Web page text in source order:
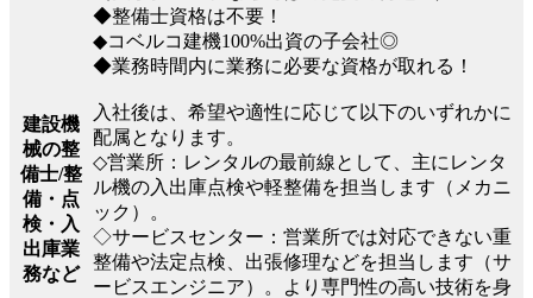
建設機
械の整
備士/整
備・点
検・入
出庫業
務など
◆整備士資格は不要！
◆コベルコ建機100%出資の子会社◎
◆業務時間内に業務に必要な資格が取れる！
入社後は、希望や適性に応じて以下のいずれかに
配属となります。
◇営業所：レンタルの最前線として、主にレンタ
ル機の入出庫点検や軽整備を担当します（メカニ
ック）。
◇サービスセンター：営業所では対応できない重
整備や法定点検、出張修理などを担当します（サ
ービスエンジニア）。より専門性の高い技術を身